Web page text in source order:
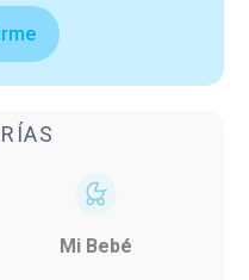
Mi Bebé